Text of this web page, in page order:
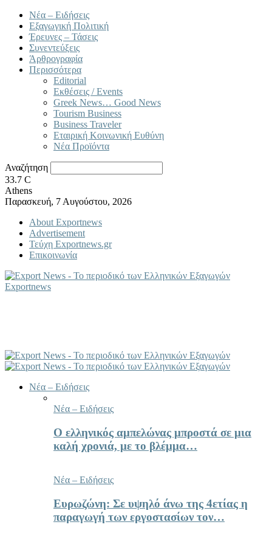
Νέα – Ειδήσεις
Εξαγωγική Πολιτική
Έρευνες – Τάσεις
Συνεντεύξεις
Άρθρογραφία
Περισσότερα
Editorial
Εκθέσεις / Events
Greek News… Good News
Tourism Business
Business Traveler
Εταιρική Κοινωνική Ευθύνη
Νέα Προϊόντα
Αναζήτηση
33.7 C
Athens
Παρασκευή, 7 Αυγούστου, 2026
About Exportnews
Advertisement
Τεύχη Exportnews.gr
Επικοινωνία
Exportnews
Νέα – Ειδήσεις
Νέα – Ειδήσεις
Ο ελληνικός αμπελώνας μπροστά σε μια
καλή χρονιά, με το βλέμμα…
Νέα – Ειδήσεις
Ευρωζώνη: Σε υψηλό άνω της 4ετίας η
παραγωγή των εργοστασίων τον…